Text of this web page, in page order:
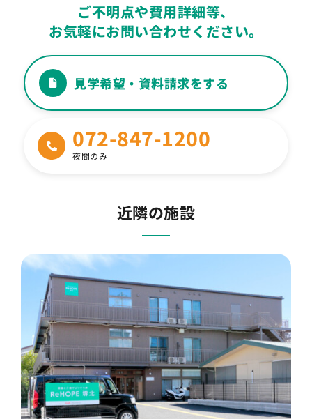
居室には何が備え付けられていますか？
Q 部屋の選択・移動は 可能でしょうか？
Q
現在利用しているケアマネジャーや、訪問
看護・介護などの保険サービスはそのまま
定期的に病院に通うことは可能ですか？
食事はどこで食べるのですか？ 外食はでき
Q 差し入れはできますか？
理美容に関しては？
Q 家族との面会、宿泊は可能ですか？
Q ペットとの面会はできますか？
ご不明点や費用詳細等、
お気軽にお問い合わせください。
見学希望・資料請求をする
072-847-1200
夜間のみ
近隣の施設